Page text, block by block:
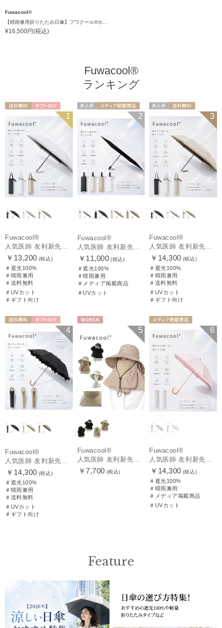
Fuwacool®
¥16,500円(税込)
Fuwacool®
ランキング
ギフト向け
1
Fuwacool®
人気医師 友利新先生がほんきで作った”絶対に忘れない誰でも日傘” 50【晴雨兼用折りたたみ日傘】フワクール® (Fuwacool®) 雨の日OK 軽量 遮光100% UV100%
￥13,200 (税込)
＃遮光100%
＃晴雨兼用
＃送料無料
＃UVカット
＃ギフト向け
メディア掲載商 2
Fuwacool®
人気医師 友利新先生がほんきで作った”絶対に忘れない誰でも日傘”ワンタッチ開閉日傘【晴雨兼用折りたたみ日傘】フワクール® (Fuwacool®) 雨の日OK 軽量 遮光100% UV100％
￥11,000 (税込)
＃遮光100%
＃晴雨兼用
＃メディア掲載商品
＃UVカット
3
Fuwacool®
人気医師 友利新先生がほんきで作った”絶対に忘れない誰でも日傘” 55【晴雨兼用折りたたみ日傘】フワクール® (Fuwacool®) 雨の日OK 軽量 遮光100% UV100%
￥14,300 (税込)
＃遮光100%
＃晴雨兼用
＃送料無料
＃UVカット
＃ギフト向け
ギフト向け
WOMEN
4
Fuwacool®
￥14,300 (税込)
＃遮光100%
＃晴雨兼用
＃送料無料
＃UVカット
＃ギフト向け
5
Fuwacool®
￥7,700 (税込)
品
WOMEN 6
Fuwacool®
￥14,300 (税込)
＃遮光100%
＃晴雨兼用
＃メディア掲載商品
＃UVカット
Feature